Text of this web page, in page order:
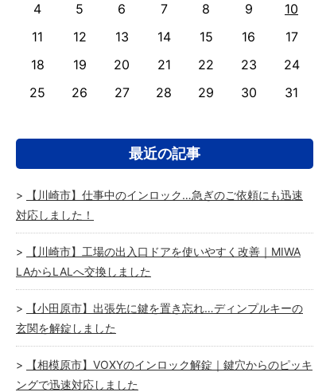
4
5 6 7 8 9
10
11
12 13 14 15 16
17
18
19 20 21 22 23
24
25
26 27 28 29 30 31
最近の記事
【川崎市】仕事中のインロック…急ぎのご依頼にも迅速
対応しました！
【川崎市】工場の出入口ドアを使いやすく改善｜MIWA
LAからLALへ交換しました
【小田原市】出張先に鍵を置き忘れ…ディンプルキーの
玄関を解錠しました
【相模原市】VOXYのインロック解錠｜鍵穴からのピッキ
ングで迅速対応しました